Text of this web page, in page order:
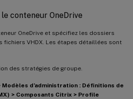
conteneur OneDrive
OneDrive et spécifiez les dossiers
fichiers VHDX. Les étapes détaillées sont
des stratégies de groupe.
d’administration : Définitions de
> Composants Citrix > Profile